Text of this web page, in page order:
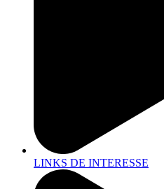
LINKS DE INTERESSE